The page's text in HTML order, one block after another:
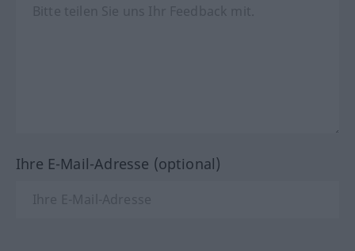
Ihre E-Mail-Adresse (optional)